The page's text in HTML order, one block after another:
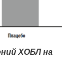
ХОБЛ на